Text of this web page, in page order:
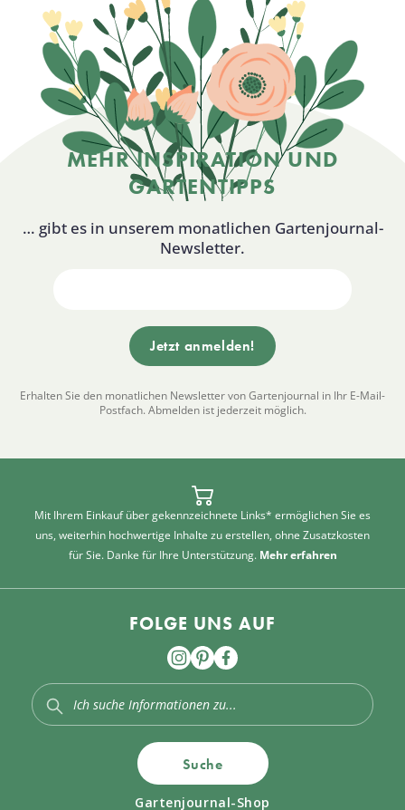
MEHR INSPIRATION UND
GARTENTIPPS
… gibt es in unserem monatlichen Gartenjournal-
Newsletter.
Erhalten Sie den monatlichen Newsletter von Gartenjournal in Ihr E-Mail-
Postfach. Abmelden ist jederzeit möglich.
Mit Ihrem Einkauf über gekennzeichnete Links* ermöglichen Sie es
uns, weiterhin hochwertige Inhalte zu erstellen, ohne Zusatzkosten
für Sie. Danke für Ihre Unterstützung. Mehr erfahren
FOLGE UNS AUF
Suche
Gartenjournal-Shop